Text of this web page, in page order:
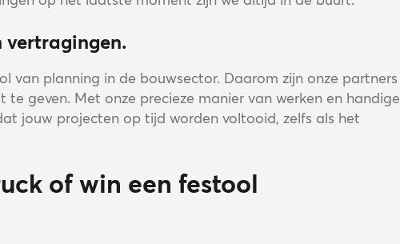
vertragingen.
van planning in de bouwsector. Daarom zijn onze partners
geven. Met onze precieze manier van werken en handige
jouw projecten op tijd worden voltooid, zelfs als het
of win een festool